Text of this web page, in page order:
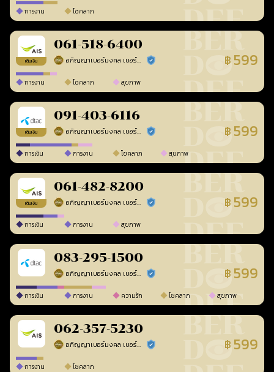
การงาน โชคลาภ
เติมเงิน
061-518-6400
อภิญญาเบอร์มงคล เบอร์สวยเลขศาสตร์ ร้านยืนยันแล้ว ฿ 599
การงาน โชคลาภ สุขภาพ
เติมเงิน
091-403-6116
อภิญญาเบอร์มงคล เบอร์สวยเลขศาสตร์ ร้านยืนยันแล้ว ฿ 599
การเงิน การงาน โชคลาภ สุขภาพ
เติมเงิน
061-482-8200
อภิญญาเบอร์มงคล เบอร์สวยเลขศาสตร์ ร้านยืนยันแล้ว ฿ 599
การเงิน การงาน สุขภาพ
083-295-1500
อภิญญาเบอร์มงคล เบอร์สวยเลขศาสตร์ ร้านยืนยันแล้ว ฿ 599
การเงิน การงาน ความรัก โชคลาภ สุขภาพ
062-357-5230
อภิญญาเบอร์มงคล เบอร์สวยเลขศาสตร์ ร้านยืนยันแล้ว ฿ 599
การงาน โชคลาภ